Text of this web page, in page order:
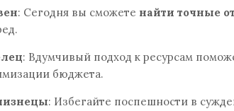
: Сегодня вы сможете найти точные
: Вдумчивый подход к ресурсам
бюджета.
: Избегайте поспешности в